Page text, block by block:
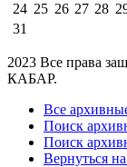
24 25 26 27 28
31
2023 Все права
КАБАР.
Все
Поиск
Поиск
Вернуться